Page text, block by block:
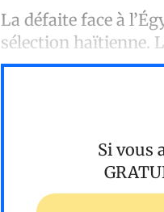
La défaite face à
sélection haïtienne.
Si vous